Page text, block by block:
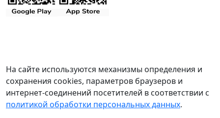
На сайте используются механизмы определения и
сохранения cookies, параметров браузеров и
интернет-соединений посетителей в соответствии с
политикой обработки персональных данных.